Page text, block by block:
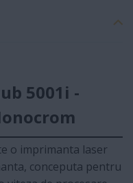
5001i -
o imprimanta laser
conceputa pentru